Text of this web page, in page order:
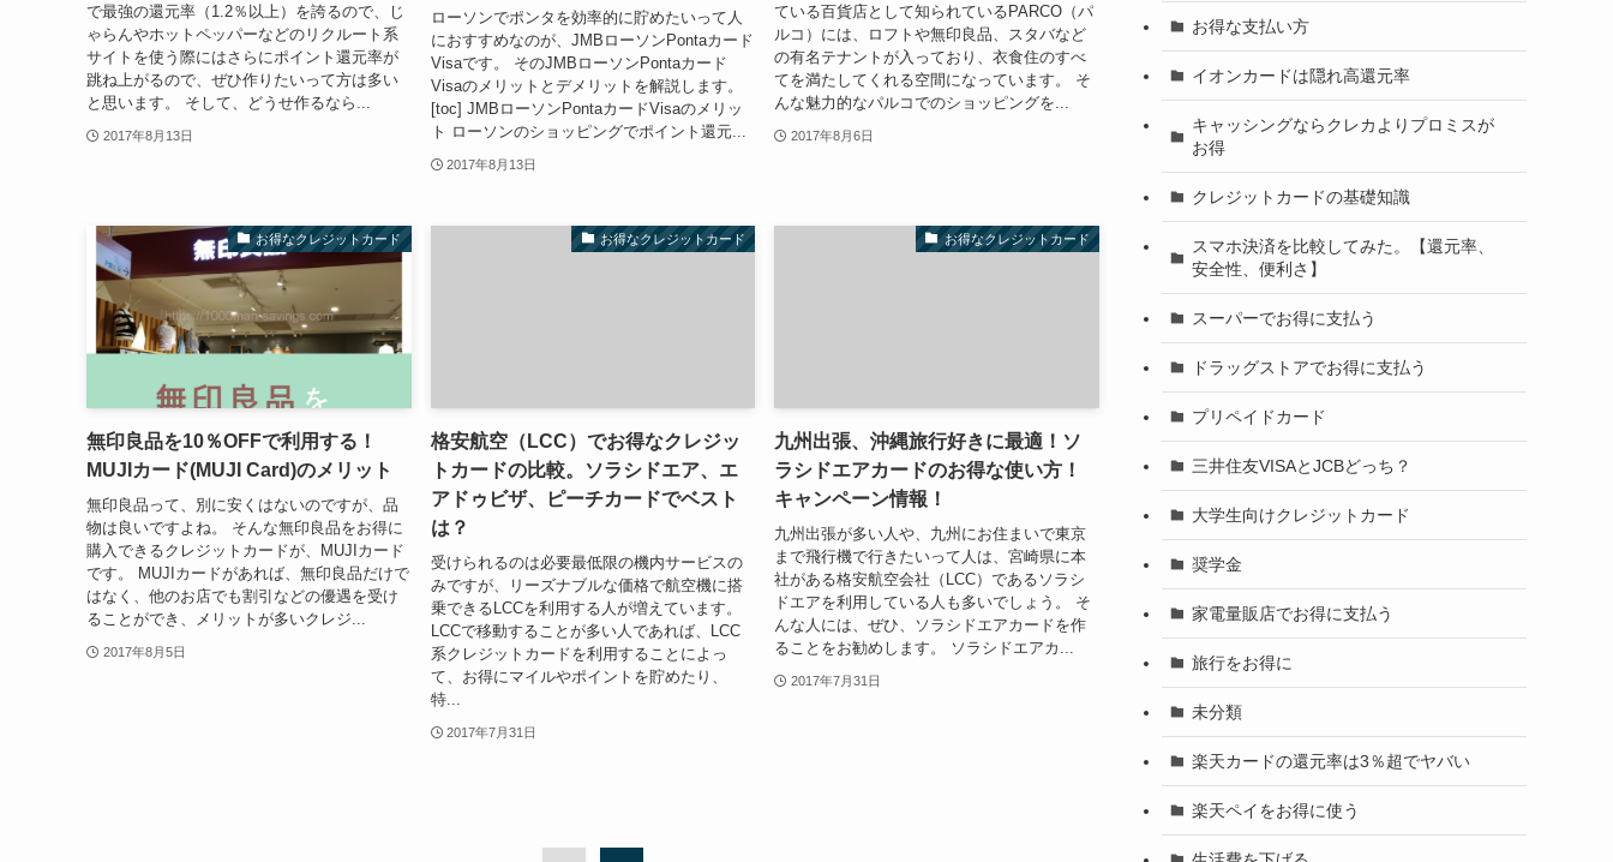
で最強の還元率（1.2％以上）を誇るので、じ
ゃらんやホットペッパーなどのリクルート系
サイトを使う際にはさらにポイント還元率が
跳ね上がるので、ぜひ作りたいって方は多い
と思います。 そして、どうせ作るなら...
2017年8月13日
ローソンでポンタを効率的に貯めたいって人
におすすめなのが、JMBローソンPontaカード
Visaです。 そのJMBローソンPontaカード
Visaのメリットとデメリットを解説します。
[toc] JMBローソンPontaカードVisaのメリッ
ト ローソンのショッピングでポイント還元...
2017年8月13日
ている百貨店として知られているPARCO（パ
ルコ）には、ロフトや無印良品、スタバなど
の有名テナントが入っており、衣食住のすべ
てを満たしてくれる空間になっています。 そ
んな魅力的なパルコでのショッピングを...
2017年8月6日
お得なクレジットカード
無印良品を10％OFFで利用する！
MUJIカード(MUJI Card)のメリット
無印良品って、別に安くはないのですが、品
物は良いですよね。 そんな無印良品をお得に
購入できるクレジットカードが、MUJIカード
です。 MUJIカードがあれば、無印良品だけで
はなく、他のお店でも割引などの優遇を受け
ることができ、メリットが多いクレジ...
2017年8月5日
お得なクレジットカード
格安航空（LCC）でお得なクレジッ
トカードの比較。ソラシドエア、エ
アドゥビザ、ピーチカードでベスト
は？
受けられるのは必要最低限の機内サービスの
みですが、リーズナブルな価格で航空機に搭
乗できるLCCを利用する人が増えています。
LCCで移動することが多い人であれば、LCC
系クレジットカードを利用することによっ
て、お得にマイルやポイントを貯めたり、
特...
2017年7月31日
お得なクレジットカード
九州出張、沖縄旅行好きに最適！ソ
ラシドエアカードのお得な使い方！
キャンペーン情報！
九州出張が多い人や、九州にお住まいで東京
まで飛行機で行きたいって人は、宮崎県に本
社がある格安航空会社（LCC）であるソラシ
ドエアを利用している人も多いでしょう。 そ
んな人には、ぜひ、ソラシドエアカードを作
ることをお勧めします。 ソラシドエアカ...
2017年7月31日
お得な支払い方
イオンカードは隠れ高還元率
キャッシングならクレカよりプロミスが
お得
クレジットカードの基礎知識
スマホ決済を比較してみた。【還元率、
安全性、便利さ】
スーパーでお得に支払う
ドラッグストアでお得に支払う
プリペイドカード
三井住友VISAとJCBどっち？
大学生向けクレジットカード
奨学金
家電量販店でお得に支払う
旅行をお得に
未分類
楽天カードの還元率は3％超でヤバい
楽天ペイをお得に使う